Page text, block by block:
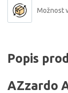
Možnost
Popis
AZzardo